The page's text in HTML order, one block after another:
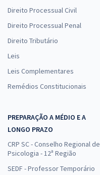
Direito Processual Civil
Direito Processual Penal
Direito Tributário
Leis
Leis Complementares
Remédios Constitucionais
PREPARAÇÃO A MÉDIO E A
LONGO PRAZO
CRP SC - Conselho Regional de
Psicologia - 12ª Região
SEDF - Professor Temporário